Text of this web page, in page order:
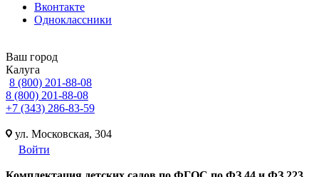
Вконтакте
Одноклассники
Ваш город
Калуга
8 (800) 201-88-08
8 (800) 201-88-08
+7 (343) 286-83-59
ул. Московская, 304
Войти